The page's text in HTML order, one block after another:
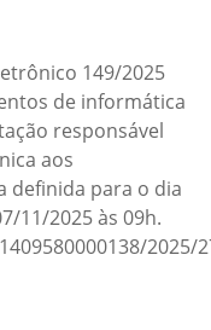
149/2025
de informática
responsável
aos
definida para o dia
11/2025 às 09h.
2025/